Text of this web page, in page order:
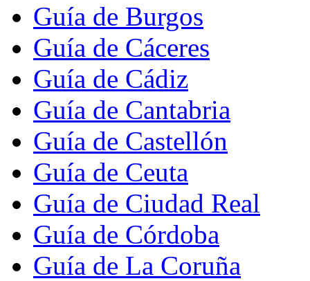
Guía de Burgos
Guía de Cáceres
Guía de Cádiz
Guía de Cantabria
Guía de Castellón
Guía de Ceuta
Guía de Ciudad Real
Guía de Córdoba
Guía de La Coruña